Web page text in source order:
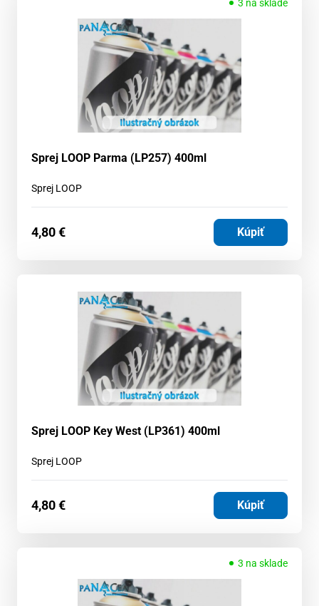
3 na sklade
Sprej LOOP Parma (LP257) 400ml
Sprej LOOP
4,80€ Kúpiť
Sprej LOOP Key West (LP361) 400ml
Sprej LOOP
4,80€ Kúpiť
3 na sklade